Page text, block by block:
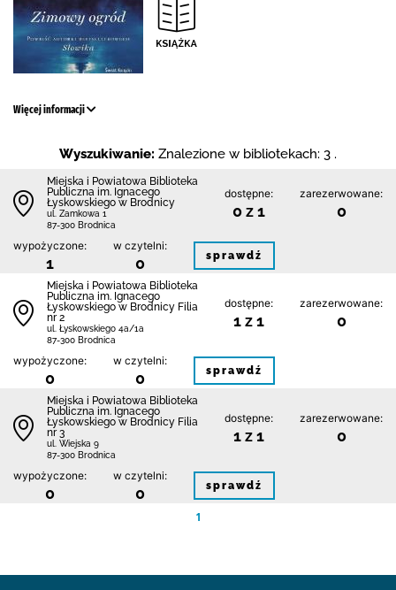
Więcej informacji
Wyszukiwanie: Znalezione w bibliotekach: 3 .
Miejska i Powiatowa Biblioteka
Publiczna im. Ignacego
Łyskowskiego w Brodnicy
ul. Zamkowa 1
87-300 Brodnica
dostępne:
0 z 1
zarezerwowane:
0
wypożyczone:
1
w czytelni:
0 sprawdź
Miejska i Powiatowa Biblioteka
Publiczna im. Ignacego
Łyskowskiego w Brodnicy Filia
nr 2
ul. Łyskowskiego 4a/1a
87-300 Brodnica
dostępne:
1 z 1
zarezerwowane:
0
wypożyczone:
0
w czytelni:
0 sprawdź
Miejska i Powiatowa Biblioteka
Publiczna im. Ignacego
Łyskowskiego w Brodnicy Filia
nr 3
ul. Wiejska 9
87-300 Brodnica
dostępne:
1 z 1
zarezerwowane:
0
wypożyczone:
0
w czytelni:
0 sprawdź
1